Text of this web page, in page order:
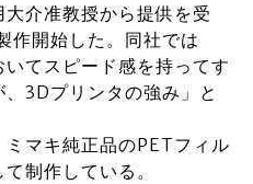
介准教授から提供を受
作開始した。同社では
いてスピード感を持ってす
3Dプリンタの強み」と
マキ純正品のPETフィル
制作している。